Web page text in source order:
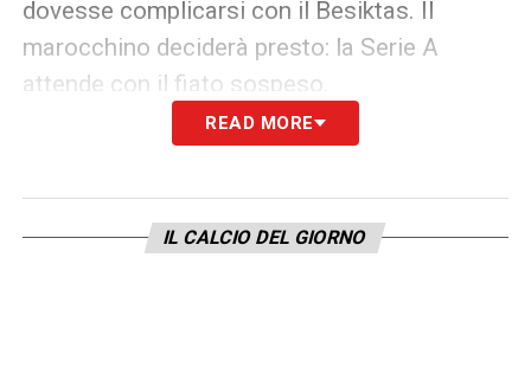
dovesse complicarsi con il Besiktas. Il
marocchino deciderà presto: la Serie A
attende con il fiato sospeso.
READ MORE
IL CALCIO DEL GIORNO